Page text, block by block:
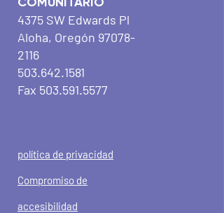
4375 SW Edwards Pl
Aloha, Oregón 97078-
2116
503.642.1581
Fax 503.591.5577
política de privacidad
Compromiso de
accesibilidad